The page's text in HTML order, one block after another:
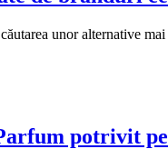
unor alternative
potrivit